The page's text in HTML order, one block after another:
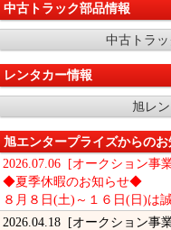
中古トラック部品情報
中古トラッ
レンタカー情報
旭レ
旭エンタープライズからの
2026.07.06 [オークション事
◆夏季休暇のお知らせ◆
８月８日(土)～１６日(日)は
2026.04.18 [オークション事